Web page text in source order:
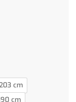
cm
cm